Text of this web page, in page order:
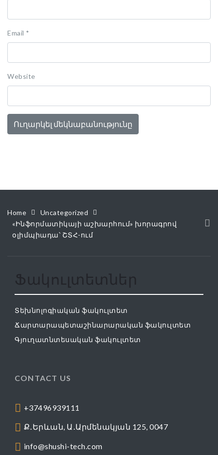
Email *
Website
Home
Uncategorized
«Ինֆորմատիկայի աշխարհում» խորագրով
օլիմպիադա՝ ՇՏՀ-ում
Ֆակուլտետներ
Տեխնոլոգիական ֆակուլտետ
Ճարտարապետաշինարարական ֆակուլտետ
Գյուղատնտեսական ֆակուլտետ
CONTACT US
+37496939111
Ք․Երևան, Ա․Արմենակյան 125, 0047
info@shushi-tech.com